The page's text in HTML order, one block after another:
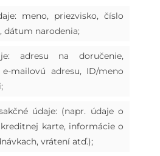
meno, priezvisko, číslo
dátum narodenia;
adresu na doručenie,
mailovú adresu, ID/meno
údaje: (napr. údaje o
karte, informácie o
vrátení atď.);